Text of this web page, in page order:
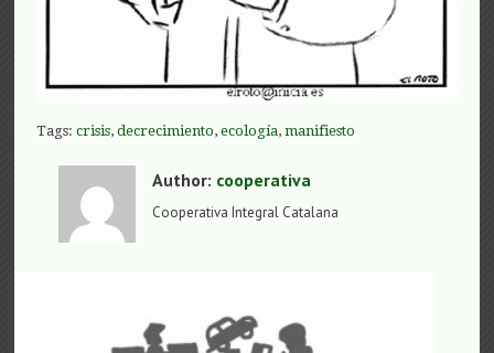
Tags:crisis,decrecimiento,ecología,manifiesto
Author: cooperativa
Cooperativa Integral Catalana